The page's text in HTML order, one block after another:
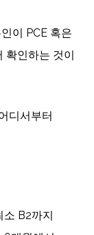
이 PCE 혹은
확인하는 것이
디서부터
B2까지